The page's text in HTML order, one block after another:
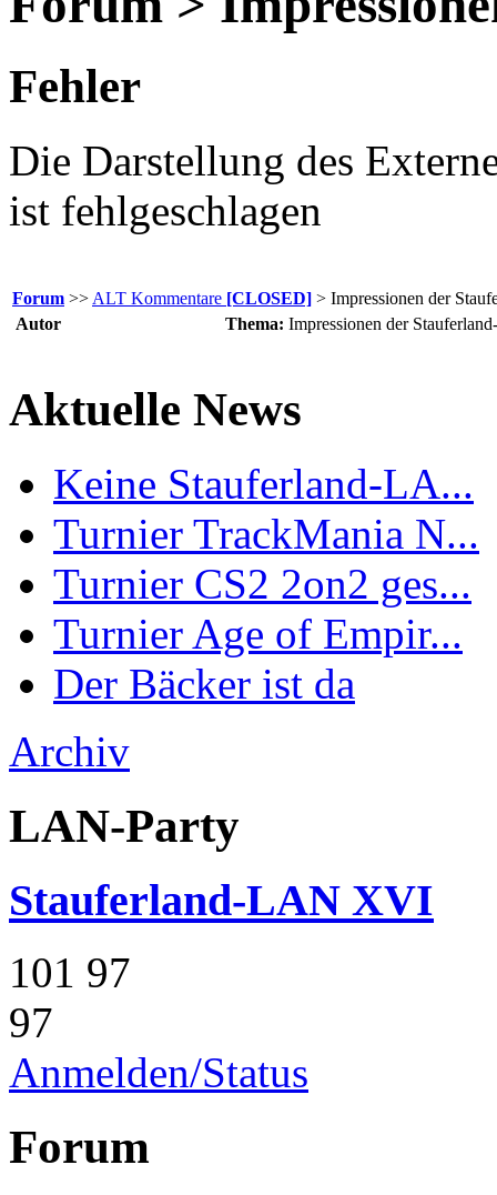
Fehler
Die Darstellung des
ist fehlgeschlagen
Forum >> ALT Kommentare [CLOSED] > Impressionen der
Autor
Thema: Impressionen der
Aktuelle News
Keine Stauferland-LA...
Turnier TrackMania N...
Turnier CS2 2on2 ges...
Turnier Age of Empir...
Der Bäcker ist da
Archiv
LAN-Party
Stauferland-LAN XVI
101 97
97
Anmelden/Status
Forum